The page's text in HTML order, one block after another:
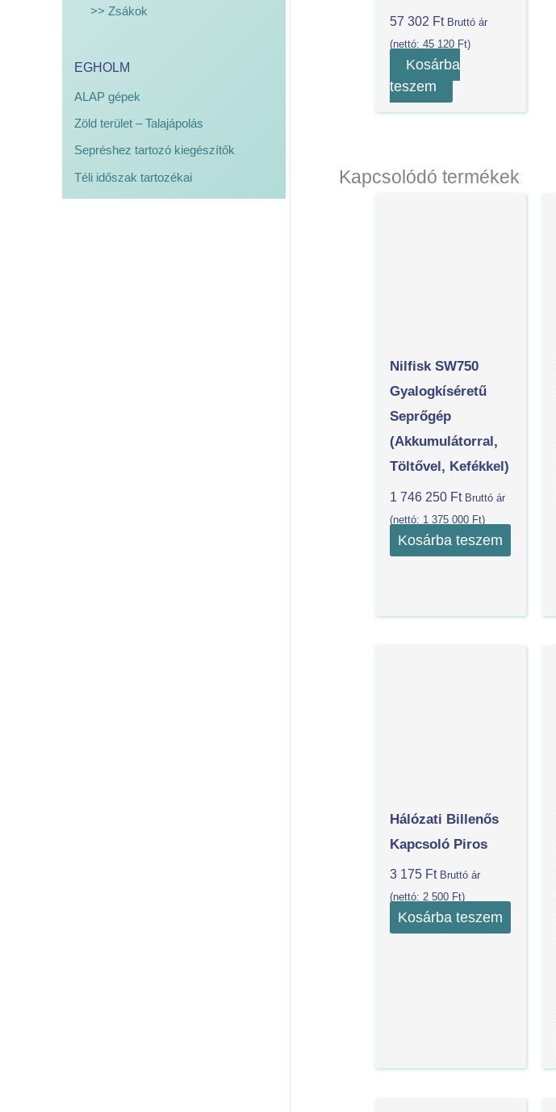
>> Zsákok
EGHOLM
ALAP gépek
Zöld terület – Talajápolás
Sepréshez tartozó kiegészítők
Téli időszak tartozékai
57 302 Ft Bruttó ár
(nettó: 45 120 Ft)
Kosárba
teszem
Kapcsolódó termékek
Nilfisk SW750
Gyalogkíséretű
Seprőgép
(akkumulátorral,
Töltővel, Kefékkel)
1 746 250 Ft Bruttó ár
(nettó: 1 375 000 Ft)
Kosárba teszem
Hálózati Billenős
Kapcsoló Piros
3 175 Ft Bruttó ár
(nettó: 2 500 Ft)
Kosárba teszem